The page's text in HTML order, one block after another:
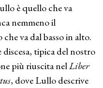
è quello che va
nemmeno il
va dal basso in alto.
discesa, tipica del nostro
più riuscita nelLiber
, dove Lullo descrive